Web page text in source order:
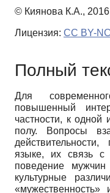
© Киянова К.А., 2016
Лицензия: CC BY-
Полный
Для
повышенный
частности, к одной
полу. Вопросы
языке, их связь
поведение
культурные
«мужественность»